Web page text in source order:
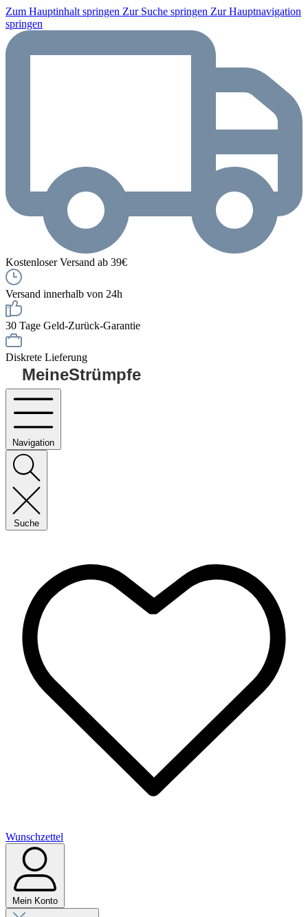
Zum Hauptinhalt springen Zur Suche springen Zur Hauptnavigation
springen
Kostenloser Versand ab 39€
Versand innerhalb von 24h
30 Tage Geld-Zurück-Garantie
Diskrete Lieferung
MeineStrümpfe
Navigation
Suche
Wunschzettel
Mein Konto